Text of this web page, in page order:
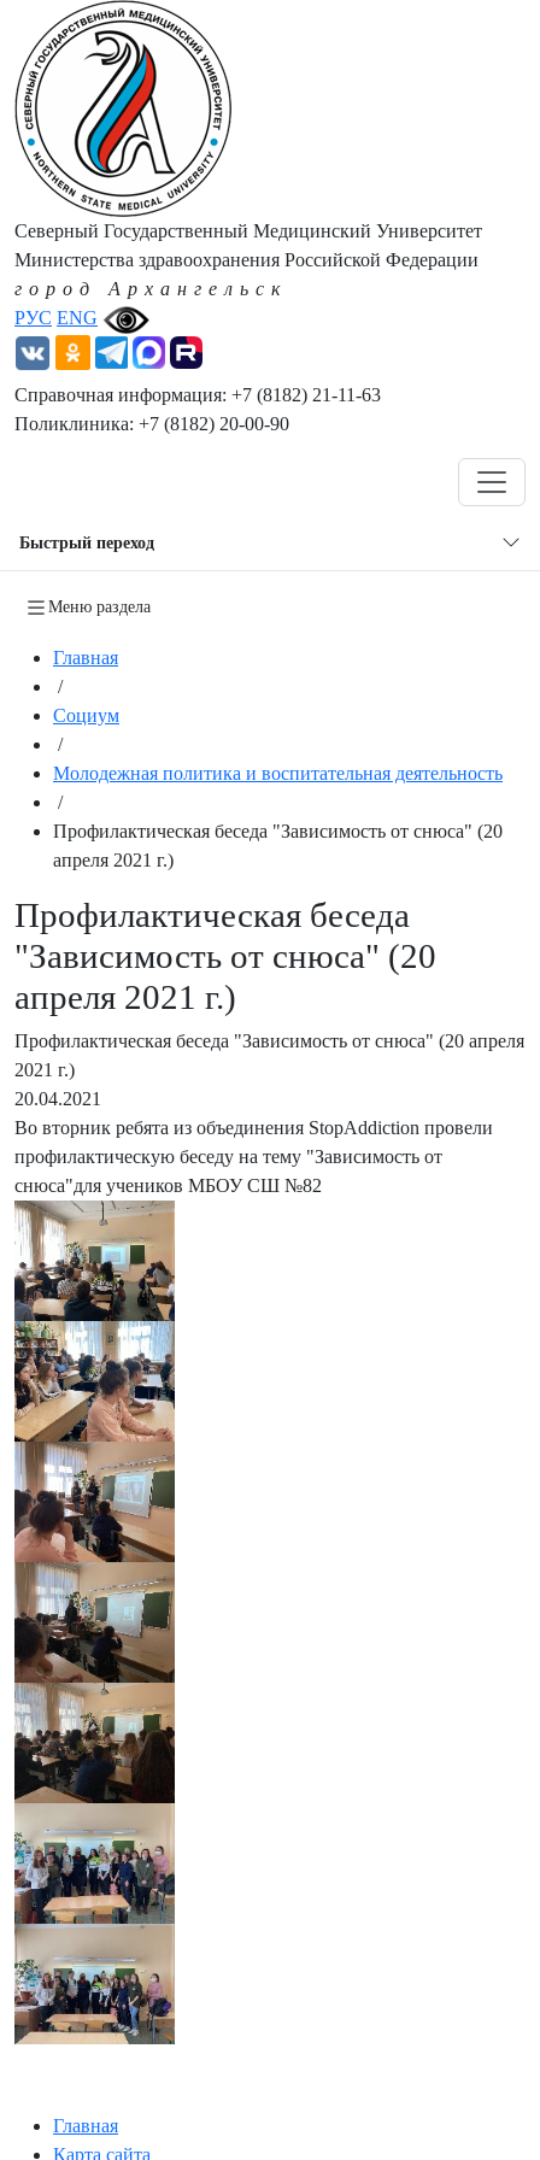
РУС ENG
Северный Государственный Медицинский Университет
Министерства здравоохранения Российской Федерации
город Архангельск
Справочная информация: +7 (8182) 21-11-63
Поликлиника: +7 (8182) 20-00-90
Быстрый переход
Меню раздела
Главная
/
Социум
/
Молодежная политика и воспитательная деятельность
/
Профилактическая беседа "Зависимость от снюса" (20
апреля 2021 г.)
Профилактическая беседа
"Зависимость от снюса" (20
апреля 2021 г.)
Профилактическая беседа "Зависимость от снюса" (20 апреля
2021 г.)
20.04.2021
Во вторник ребята из объединения StopAddiction провели
профилактическую беседу на тему "Зависимость от
снюса"для учеников МБОУ СШ №82
Главная
Карта сайта